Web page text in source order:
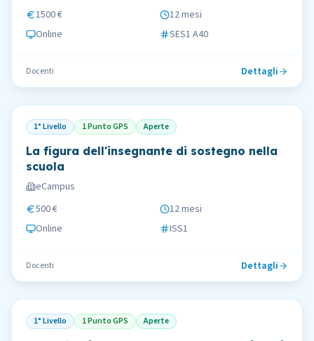
1500 €
12 mesi
Online
SES1 A40
Docenti Dettagli
1° Livello 1 Punto GPS Aperte
La figura dell'insegnante di sostegno nella
scuola
eCampus
500 €
12 mesi
Online
ISS1
Docenti Dettagli
1° Livello 1 Punto GPS Aperte